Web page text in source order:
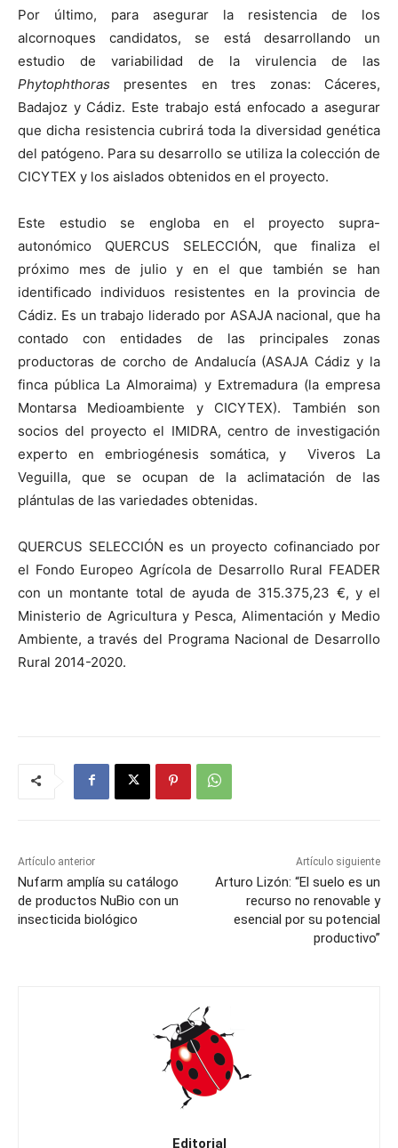
Por último, para asegurar la resistencia de los
alcornoques candidatos, se está desarrollando un
estudio de variabilidad de la virulencia de las
Phytophthoras presentes en tres zonas: Cáceres,
Badajoz y Cádiz. Este trabajo está enfocado a asegurar
que dicha resistencia cubrirá toda la diversidad genética
del patógeno. Para su desarrollo se utiliza la colección de
CICYTEX y los aislados obtenidos en el proyecto.
Este estudio se engloba en el proyecto supra-
autonómico QUERCUS SELECCIÓN, que finaliza el
próximo mes de julio y en el que también se han
identificado individuos resistentes en la provincia de
Cádiz. Es un trabajo liderado por ASAJA nacional, que ha
contado con entidades de las principales zonas
productoras de corcho de Andalucía (ASAJA Cádiz y la
finca pública La Almoraima) y Extremadura (la empresa
Montarsa Medioambiente y CICYTEX). También son
socios del proyecto el IMIDRA, centro de investigación
experto en embriogénesis somática, y Viveros La
Veguilla, que se ocupan de la aclimatación de las
plántulas de las variedades obtenidas.
QUERCUS SELECCIÓN es un proyecto cofinanciado por
el Fondo Europeo Agrícola de Desarrollo Rural FEADER
con un montante total de ayuda de 315.375,23 €, y el
Ministerio de Agricultura y Pesca, Alimentación y Medio
Ambiente, a través del Programa Nacional de Desarrollo
Rural 2014-2020.
Artículo anterior
Nufarm amplía su catálogo
de productos NuBio con un
insecticida biológico
Artículo siguiente
Arturo Lizón: “El suelo es un
recurso no renovable y
esencial por su potencial
productivo”
Editorial